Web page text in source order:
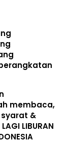
membaca,
syarat &
LIBURAN